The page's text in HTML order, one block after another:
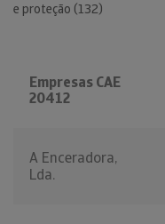
e proteção (132)
Empresas CAE
20412
A Enceradora,
Lda.